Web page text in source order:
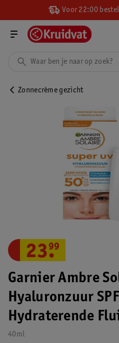
Voor 22:00
Zonnecrème gezicht
Garnier Ambre
Hyaluronzuur
Hydraterende
40ml
23.
99